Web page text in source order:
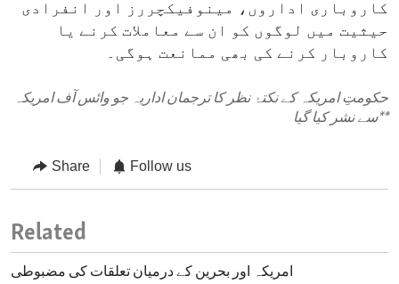
کاروباری اداروں، مینوفیکچررز اور انفرادی
حیثیت میں لوگوں کو ان سے معاملات کرنے یا
کاروبار کرنے کی بھی ممانعت ہوگی۔
حکومتِ امریکہ کے نکتۂ نظر کا ترجمان اداریہ جو وائس آف امریکہ
سے نشر کیا گیا**
Share Follow us
Related
امریکہ اور بحرین کے درمیان تعلقات کی مضبوطی